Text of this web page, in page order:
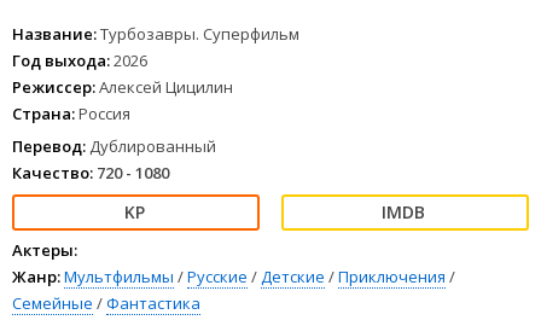
Название:Турбозавры. Суперфильм
Год выхода:2026
Режиссер:Алексей Цицилин
Страна:Россия
Перевод: Дублированный
Качество: 720 - 1080
Актеры:
Жанр:Мультфильмы /Русские /Детские /Приключения /
Семейные /Фантастика